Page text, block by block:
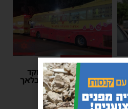
כל טיפה מצילה
אשדוד מצילה חיים: מוקד
התרמת דם ליד השטיבלאך
משה קאהן 11:05